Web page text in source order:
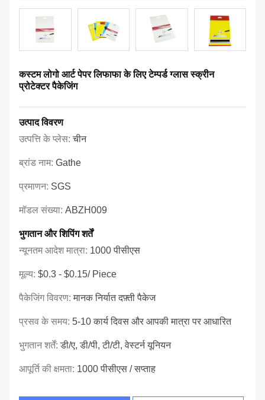
कस्टम लोगो आर्ट पेपर लिफाफा के लिए टेम्पर्ड ग्लास स्क्रीन
प्रोटेक्टर पैकेजिंग
उत्पाद विवरण
उत्पत्ति के प्लेस:चीन
ब्रांड नाम: Gathe
प्रमाणन: SGS
मॉडल संख्या: ABZH009
भुगतान और शिपिंग शर्तें
न्यूनतम आदेश मात्रा: 1000 पीसीएस
मूल्य: $0.3 - $0.15/ Piece
पैकेजिंग विवरण:मानक निर्यात दफ़्ती पैकेज
प्रसव के समय: 5-10 कार्य दिवस और आपकी मात्रा पर आधारित
भुगतान शर्तें:डी/ए, डी/पी, टी/टी, वेस्टर्न यूनियन
आपूर्ति की क्षमता: 1000 पीसीएस / सप्ताह